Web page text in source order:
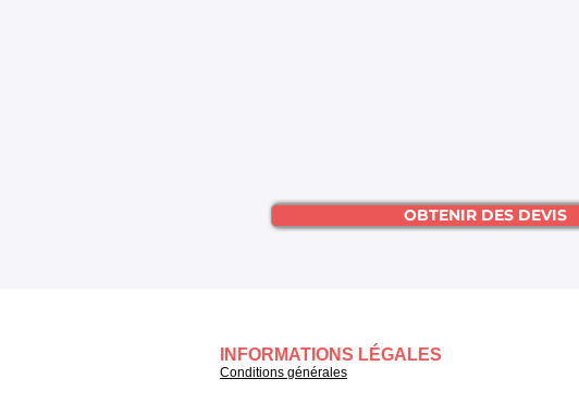
OBTENIR DES DEVIS
INFORMATIONS LÉGALES
Conditions générales